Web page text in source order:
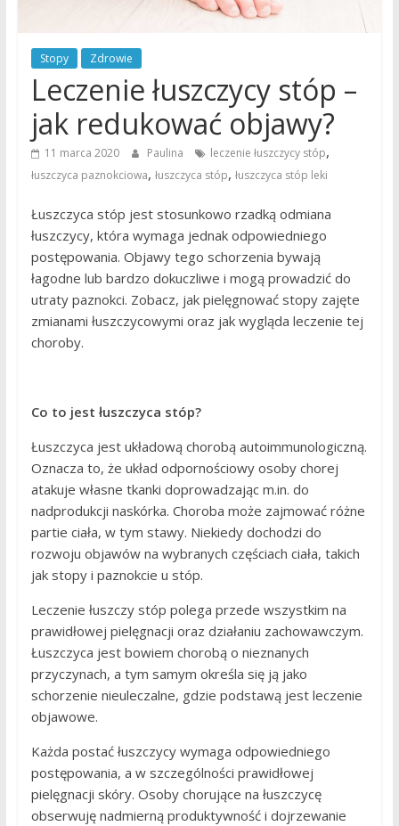
Stopy Zdrowie
Leczenie łuszczycy stóp –
jak redukować objawy?
11 marca 2020 Paulina leczenie łuszczycy stóp,
łuszczyca paznokciowa, łuszczyca stóp, łuszczyca stóp leki
Łuszczyca stóp jest stosunkowo rzadką odmiana
łuszczycy, która wymaga jednak odpowiedniego
postępowania. Objawy tego schorzenia bywają
łagodne lub bardzo dokuczliwe i mogą prowadzić do
utraty paznokci. Zobacz, jak pielęgnować stopy zajęte
zmianami łuszczycowymi oraz jak wygląda leczenie tej
choroby.
Co to jest łuszczyca stóp?
Łuszczyca jest układową chorobą autoimmunologiczną.
Oznacza to, że układ odpornościowy osoby chorej
atakuje własne tkanki doprowadzając m.in. do
nadprodukcji naskórka. Choroba może zajmować różne
partie ciała, w tym stawy. Niekiedy dochodzi do
rozwoju objawów na wybranych częściach ciała, takich
jak stopy i paznokcie u stóp.
Leczenie łuszczy stóp polega przede wszystkim na
prawidłowej pielęgnacji oraz działaniu zachowawczym.
Łuszczyca jest bowiem chorobą o nieznanych
przyczynach, a tym samym określa się ją jako
schorzenie nieuleczalne, gdzie podstawą jest leczenie
objawowe.
Każda postać łuszczycy wymaga odpowiedniego
postępowania, a w szczególności prawidłowej
pielęgnacji skóry. Osoby chorujące na łuszczycę
obserwuję nadmierną produktywność i dojrzewanie